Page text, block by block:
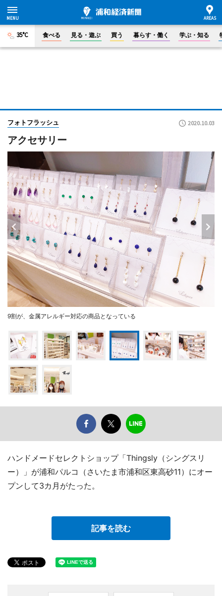
35°C 食べる 見る・遊ぶ 買う 暮らす・働く 学ぶ・知る
フォトフラッシュ 2020.10.03
アクセサリー
9割が、金属アレルギー対応の商品となっている
ハンドメードセレクトショップ「Thingsly（シングスリ
ー）」が浦和パルコ（さいたま市浦和区東高砂11）にオー
プンして3カ月がたった。
記事を読む